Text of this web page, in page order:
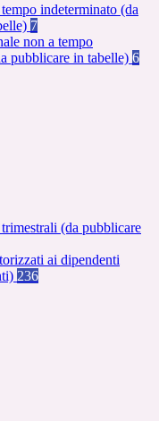
indeterminato (da
7
non a tempo
pubblicare in tabelle) 6
trimestrali (da pubblicare
ai dipendenti
236